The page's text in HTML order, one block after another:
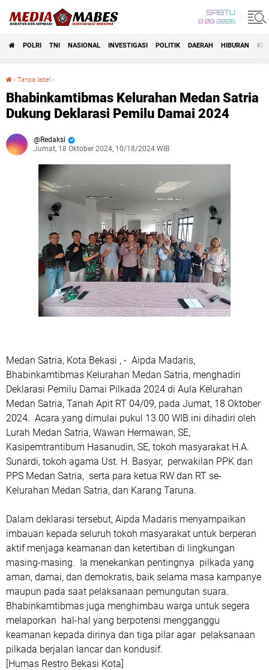
SABTU
8 08 2026
POLRI TNI NASIONAL INVESTIGASI POLITIK DAERAH HIBURAN
› Tanpa label ›
Bhabinkamtibmas Kelurahan Medan Satria
Dukung Deklarasi Pemilu Damai 2024
Redaksi
Jumat, 18 Oktober 2024, 10/18/2024 WIB
Medan Satria, Kota Bekasi , - Aipda Madaris,
Bhabinkamtibmas Kelurahan Medan Satria, menghadiri
Deklarasi Pemilu Damai Pilkada 2024 di Aula Kelurahan
Medan Satria, Tanah Apit RT 04/09, pada Jumat, 18 Oktober
2024. Acara yang dimulai pukul 13.00 WIB ini dihadiri oleh
Lurah Medan Satria, Wawan Hermawan, SE,
Kasipemtrantibum Hasanudin, SE, tokoh masyarakat H.A.
Sunardi, tokoh agama Ust. H. Basyar, perwakilan PPK dan
PPS Medan Satria, serta para ketua RW dan RT se-
Kelurahan Medan Satria, dan Karang Taruna.
Dalam deklarasi tersebut, Aipda Madaris menyampaikan
imbauan kepada seluruh tokoh masyarakat untuk berperan
aktif menjaga keamanan dan ketertiban di lingkungan
masing-masing. Ia menekankan pentingnya pilkada yang
aman, damai, dan demokratis, baik selama masa kampanye
maupun pada saat pelaksanaan pemungutan suara.
Bhabinkamtibmas juga menghimbau warga untuk segera
melaporkan hal-hal yang berpotensi mengganggu
keamanan kepada dirinya dan tiga pilar agar pelaksanaan
pilkada berjalan lancar dan kondusif.
[Humas Restro Bekasi Kota]